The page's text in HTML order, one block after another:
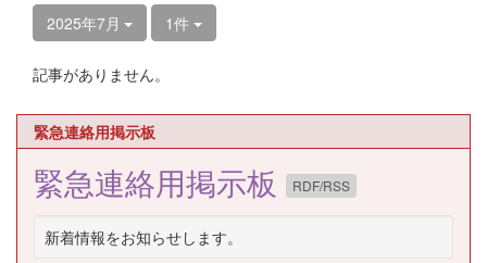
2025年7月 1件
記事がありません。
緊急連絡用掲示板
緊急連絡用掲示板 RDF/RSS
新着情報をお知らせします。